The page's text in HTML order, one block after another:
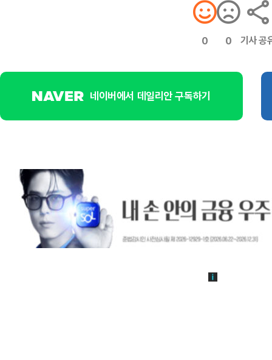
0 0 기사 공
네이버에서 데일리안 구독하기